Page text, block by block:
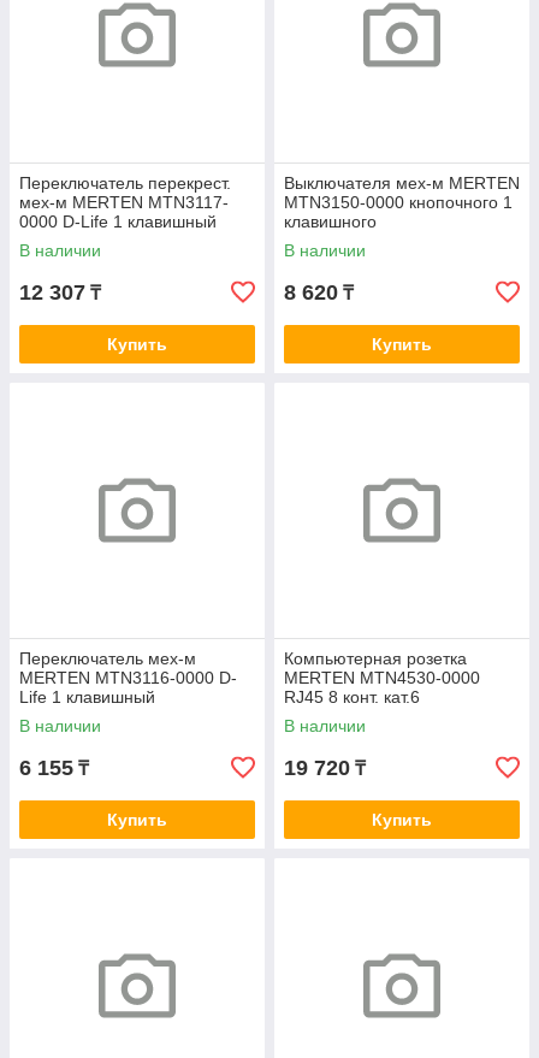
Переключатель перекрест.
мех-м MERTEN MTN3117-
0000 D-Life 1 клавишный
В наличии
12 307 ₸
Купить
Выключателя мех-м MERTEN
MTN3150-0000 кнопочного 1
клавишного
В наличии
8 620 ₸
Купить
Переключатель мех-м
MERTEN MTN3116-0000 D-
Life 1 клавишный
В наличии
6 155 ₸
Купить
Компьютерная розетка
MERTEN MTN4530-0000
RJ45 8 конт. кат.6
В наличии
19 720 ₸
Купить